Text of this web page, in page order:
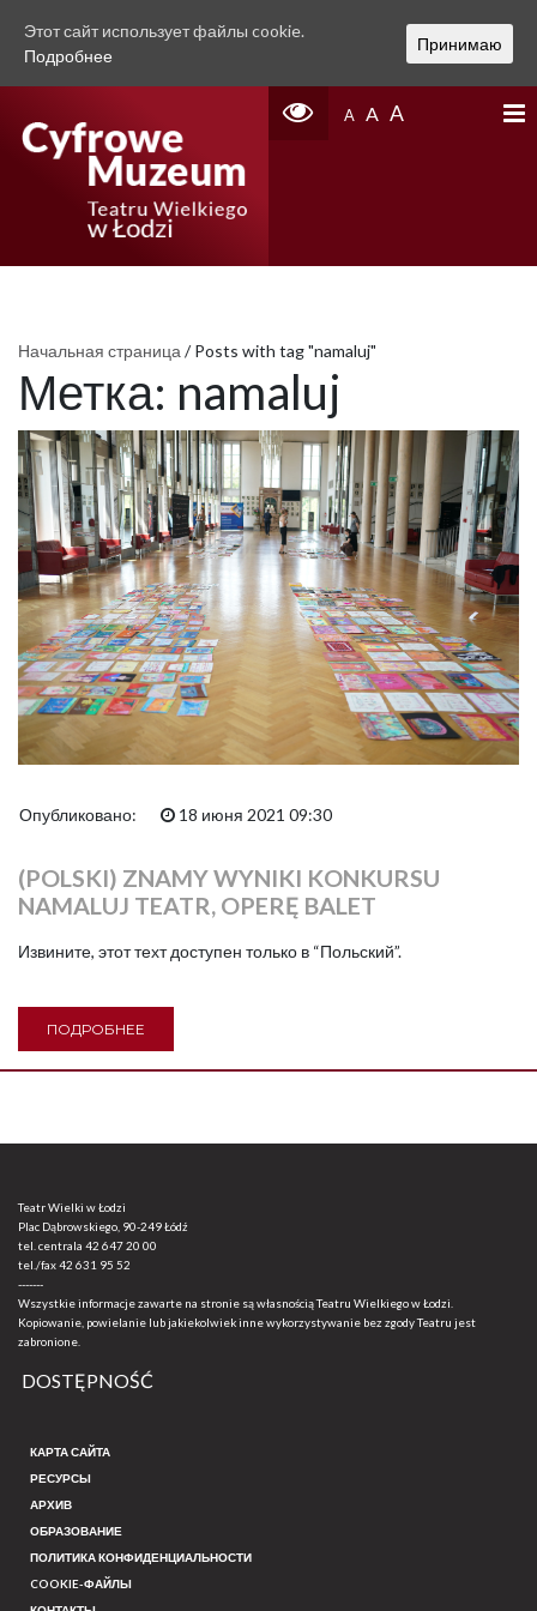
A A A
Начальная страница / Posts with tag "namaluj"
Метка: namaluj
Опубликовано: 18 июня 2021 09:30
(POLSKI) ZNAMY WYNIKI KONKURSU
NAMALUJ TEATR, OPERĘ BALET
Извините, этот техт доступен только в “Польский”.
ПОДРОБНЕЕ
Teatr Wielki w Łodzi
Plac Dąbrowskiego, 90-249 Łódź
tel. centrala 42 647 20 00
tel./fax42 631 95 52
-------
Wszystkie informacje zawarte na stronie są własnością Teatru Wielkiego w Łodzi.
Kopiowanie, powielanie lub jakiekolwiek inne wykorzystywanie bez zgody Teatru jest
zabronione.
DOSTĘPNOŚĆ
КАРТА САЙТА
РЕСУРСЫ
АРХИВ
ОБРАЗОВАНИЕ
ПОЛИТИКА КОНФИДЕНЦИАЛЬНОСТИ
COOKIE-ФАЙЛЫ
Этот сайт использует файлы cookie.
Подробнее
Принимаю